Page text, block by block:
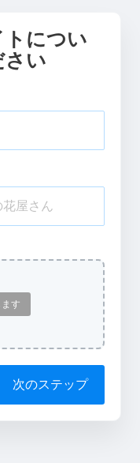
トについ
さい
す
次のステップ